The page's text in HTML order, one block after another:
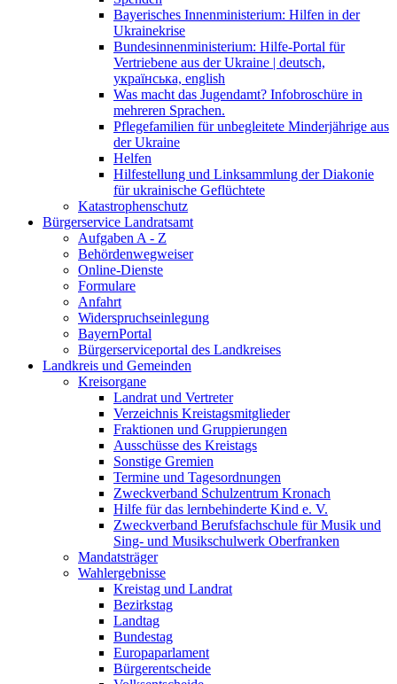
Bayerisches Innenministerium: Hilfen in der
Ukrainekrise
Bundesinnenministerium: Hilfe-Portal für
Vertriebene aus der Ukraine | deutsch,
українська, english
Was macht das Jugendamt? Infobroschüre in
mehreren Sprachen.
Pflegefamilien für unbegleitete Minderjährige aus
der Ukraine
Helfen
Hilfestellung und Linksammlung der Diakonie
für ukrainische Geflüchtete
Katastrophenschutz
Bürgerservice Landratsamt
Aufgaben A - Z
Behördenwegweiser
Online-Dienste
Formulare
Anfahrt
Widerspruchseinlegung
BayernPortal
Bürgerserviceportal des Landkreises
Landkreis und Gemeinden
Kreisorgane
Landrat und Vertreter
Verzeichnis Kreistagsmitglieder
Fraktionen und Gruppierungen
Ausschüsse des Kreistags
Sonstige Gremien
Termine und Tagesordnungen
Zweckverband Schulzentrum Kronach
Hilfe für das lernbehinderte Kind e. V.
Zweckverband Berufsfachschule für Musik und
Sing- und Musikschulwerk Oberfranken
Mandatsträger
Wahlergebnisse
Kreistag und Landrat
Bezirkstag
Landtag
Bundestag
Europaparlament
Bürgerentscheide